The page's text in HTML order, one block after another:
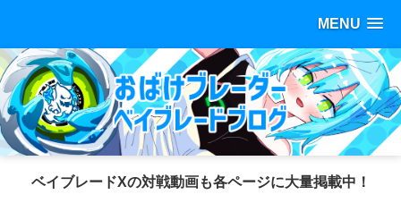
MENU
ベイブレードXの対戦動画も各ページに大量掲載中！